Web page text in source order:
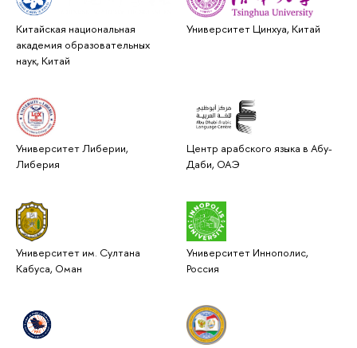
Китайская национальная
академия образовательных
наук, Китай
Университет Цинхуа, Китай
Университет Либерии,
Либерия
Центр арабского языка в Абу-
Даби, ОАЭ
Университет им. Султана
Кабуса, Оман
Университет Иннополис,
Россия